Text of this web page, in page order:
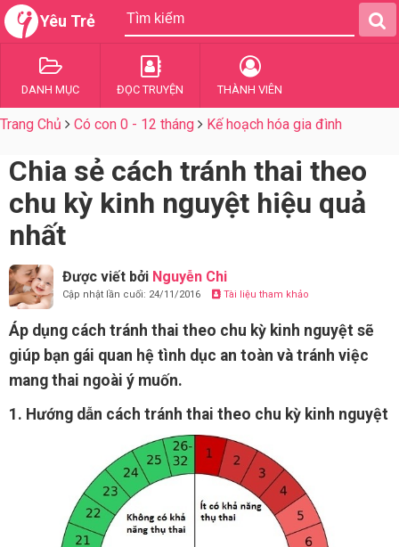
Yêu Trẻ
DANH MỤC ĐỌC TRUYỆN THÀNH VIÊN
Trang Chủ Có con 0 - 12 tháng Kế hoạch hóa gia đình
Chia sẻ cách tránh thai theo
chu kỳ kinh nguyệt hiệu quả
nhất
Được viết bởi Nguyễn Chi
Cập nhật lần cuối: 24/11/2016 Tài liệu tham khảo
Áp dụng cách tránh thai theo chu kỳ kinh nguyệt sẽ
giúp bạn gái quan hệ tình dục an toàn và tránh việc
mang thai ngoài ý muốn.
1. Hướng dẫn cách tránh thai theo chu kỳ kinh nguyệt